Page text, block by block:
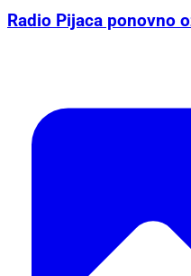
Radio Pijaca ponovno